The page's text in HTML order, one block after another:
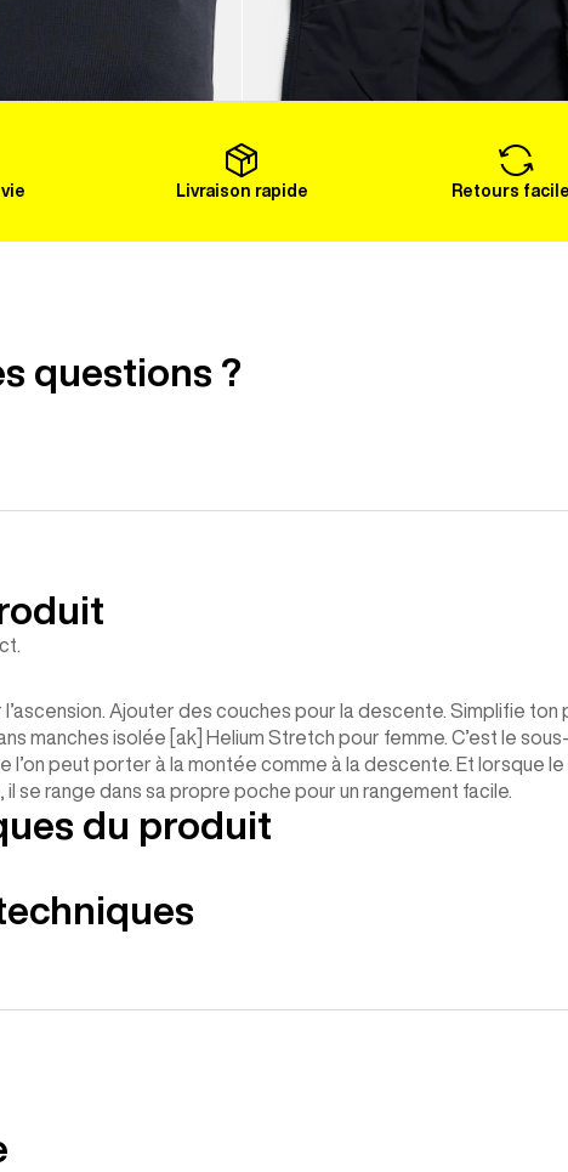
Voir plus
Livraison rapide Retours
questions ?
Ajouter des couches pour la descente. Simplifie ton
manches isolée [ak] Helium Stretch pour femme. C’est le
l’on peut porter à la montée comme à la descente. Et lorsque
se range dans sa propre poche pour un rangement facile.
du produit